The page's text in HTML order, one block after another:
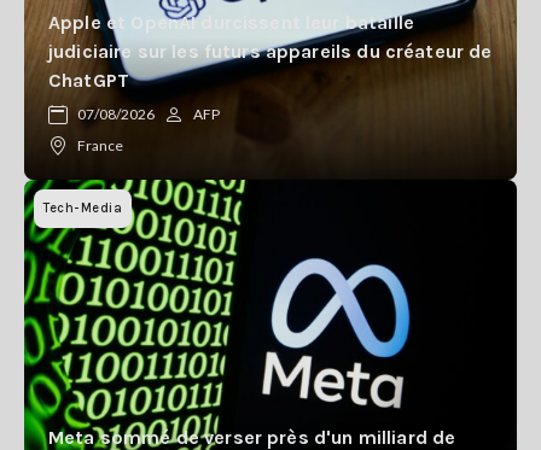
Apple et OpenAI durcissent leur bataille
judiciaire sur les futurs appareils du créateur de
ChatGPT
07/08/2026
AFP
France
Tech-Media
Meta sommé de verser près d'un milliard de